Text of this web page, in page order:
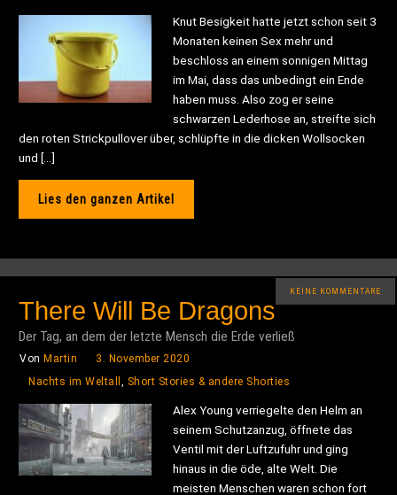
Knut Besigkeit hatte jetzt schon seit 3
Monaten keinen Sex mehr und
beschloss an einem sonnigen Mittag
im Mai, dass das unbedingt ein Ende
haben muss. Also zog er seine
schwarzen Lederhose an, streifte sich
den roten Strickpullover über, schlüpfte in die dicken Wollsocken
und […]
Lies den ganzen Artikel
KEINE KOMMENTARE
There Will Be Dragons
Der Tag, an dem der letzte Mensch die Erde verließ
Von Martin
3. November 2020
Nachts im Weltall , Short Stories & andere Shorties
Alex Young verriegelte den Helm an
seinem Schutzanzug, öffnete das
Ventil mit der Luftzufuhr und ging
hinaus in die öde, alte Welt. Die
meisten Menschen waren schon fort